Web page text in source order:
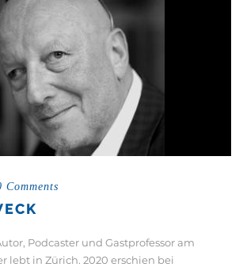
Comments
Podcaster und Gastprofessor am
lebt in Zürich. 2020 erschien bei